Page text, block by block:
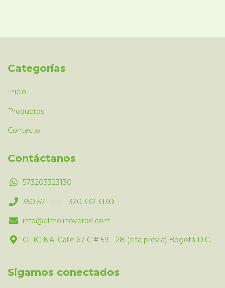
Categorías
Inicio
Productos
Contacto
Contáctanos
573203323130
350 571 1111 - 320 332 3130
info@elmolinoverde.com
OFICINA: Calle 67 C # 59 - 28 (cita previa) Bogotá D.C.
Sigamos conectados